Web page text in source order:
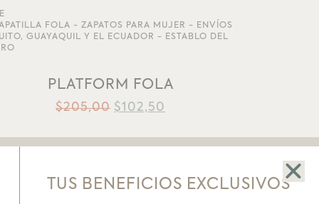
PLATFORM FOLA
$205,00 $102,50
SHOWROOM CONTACTO
TUS BENEFICIOS EXCLUSIVOS